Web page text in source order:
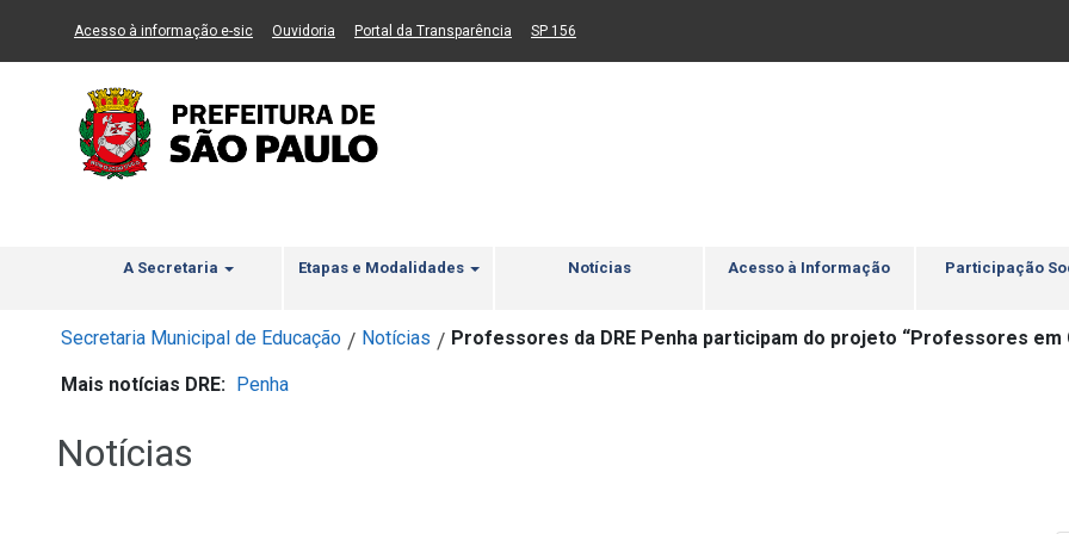
Ir ao Conteúdo Ir para menu principal 2 Ir para busca Ir para rodapé
Acesso à informação e-sic(Link para um novo sítio)
Ouvidoria (Link para um novo sítio)
Portal da Transparência (Link para um novo sítio)
SP 156
A Secretaria Etapas e Modalidades Notícias Acesso à Informação Participação
Secretaria Municipal de Educação / Notícias / Professores da DRE Penha participam do projeto “Professores em
Mais notícias DRE: Penha
Notícias